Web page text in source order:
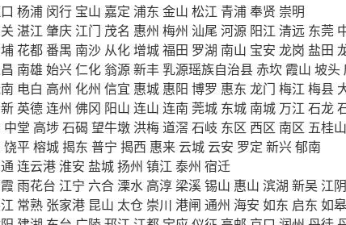
杨浦 闵行 宝山 嘉定 浦东 金山 松江 青浦奉贤 崇明
湛江 肇庆 江门 茂名 惠州 梅州 汕尾 河源 阳江 清远 东莞
花都番禺 南沙 从化增城福田 罗湖 南山 宝安 龙岗 盐田
南雄 始兴仁化 翁源新丰乳源瑶族自治县赤坎 霞山 坡头
电白 高州 化州 信宜 惠城 惠阳 博罗 惠东 龙门 梅江 梅县
英德连州 佛冈 阳山 连山 连南 莞城 东城 南城 万江 石龙
中堂 高埗石碣 望牛墩 洪梅道滘 石岐 东区 西区 南区 五桂山
饶平榕城揭东 普宁 揭西 惠来 云城 云安 罗定 新兴郁南
连云港淮安 盐城扬州 镇江 泰州 宿迁
雨花台 江宁 六合 溧水 高淳 梁溪锡山 惠山 滨湖 新吴 江阴
常熟 张家港 昆山 太仓 崇川 港闸 通州 海安 如东 启东 如皋